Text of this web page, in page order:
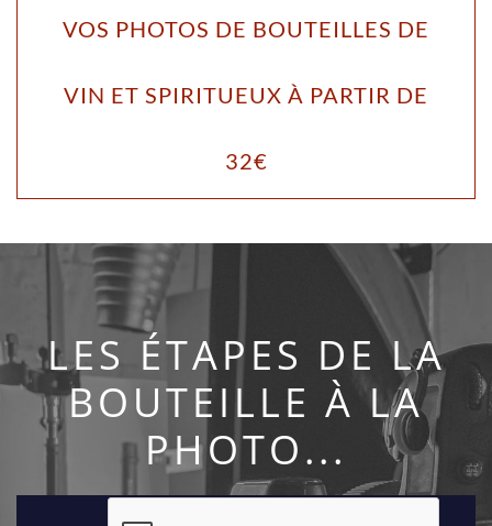
VOS PHOTOS DE BOUTEILLES DE
VIN ET SPIRITUEUX À PARTIR DE
32€
LES ÉTAPES DE LA
BOUTEILLE À LA
PHOTO...